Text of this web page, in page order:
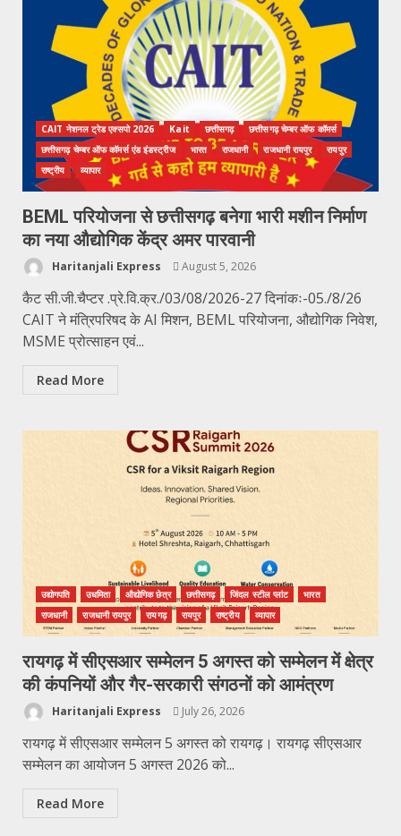
CAIT नेशनल ट्रेड एक्सपो 2026 Kait छत्तीसगढ़
छत्तीसगढ़ चेम्बर ऑफ कॉमर्स
छत्तीसगढ़ चेम्बर ऑफ कॉमर्स एंड इंडस्ट्रीज
भारत राजधानी राजधानी रायपुर
रायपुर
राष्ट्रीय
व्यापार
BEML परियोजना से छत्तीसगढ़ बनेगा भारी मशीन निर्माण
का नया औद्योगिक केंद्र अमर पारवानी
Haritanjali Express August 5, 2026
कैट सी.जी.चैप्टर .प्रे.वि.क्र./03/08/2026-27 दिनांकः-05./8/26
CAIT ने मंत्रिपरिषद के AI मिशन, BEML परियोजना, औद्योगिक निवेश,
MSME प्रोत्साहन एवं...
Read More
उद्योगपति उधमिता औद्योगिक छेत्र छत्तीसगढ़ जिंदल स्टील प्लांट
भारत
राजधानी
राजधानी रायपुर रायगढ़ रायपुर राष्ट्रीय व्यापार
रायगढ़ में सीएसआर सम्मेलन 5 अगस्त को सम्मेलन में क्षेत्र
की कंपनियों और गैर-सरकारी संगठनों को आमंत्रण
Haritanjali Express July 26, 2026
रायगढ़ में सीएसआर सम्मेलन 5 अगस्त को रायगढ़। रायगढ़ सीएसआर
सम्मेलन का आयोजन 5 अगस्त 2026 को...
Read More